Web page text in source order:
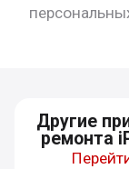
Другие
ремонта